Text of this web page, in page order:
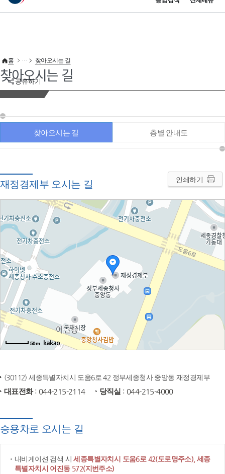
이 누리집은 대한민국 공식 전자정부 누리집입니다.
공유하기
홈 찾아오시는 길
찾아오시는 길
찾아오시는 길 층별 안내도
재정경제부 오시는 길 인쇄하기
50m
(30112) 세종특별자치시 도움6로 42 정부세종청사 중앙동 재정경제부
대표전화: 044-215-2114 당직실 : 044-215-4000
승용차로 오시는 길
내비게이션 검색 시세종특별자치시 도움6로 42(도로명주소), 세종
특별자치시 어진동 572(지번주소)